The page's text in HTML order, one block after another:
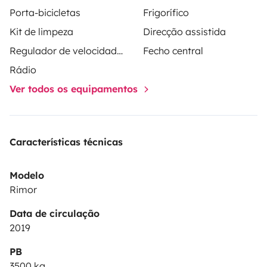
devido ao encerramento. Caso
o serviço seja solicitado
fora dos horários gratuitos
acresce ainda a taxa correspondente (30€, 40€ ou
75€).🚐 Inclui 200 km por dia
0,34€/km
Porta-bicicletas
Frigorífico
Kit de limpeza
Direcção assistida
Regulador de velocidade / Cruise Control
Fecho central
Rádio
Ver todos os equipamentos
Características técnicas
Modelo
Rimor
Data de circulação
2019
PB